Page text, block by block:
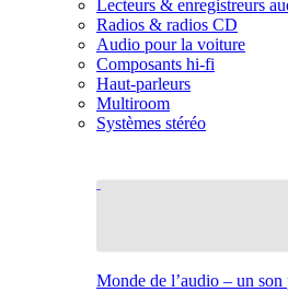
Lecteurs & enregistreurs
Radios & radios CD
Audio pour la voiture
Composants hi-fi
Haut-parleurs
Multiroom
Systèmes stéréo
Monde de l’audio – un